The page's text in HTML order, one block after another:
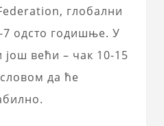
глобални
7 одсто годишње. У
већи – чак 10-15
да ће